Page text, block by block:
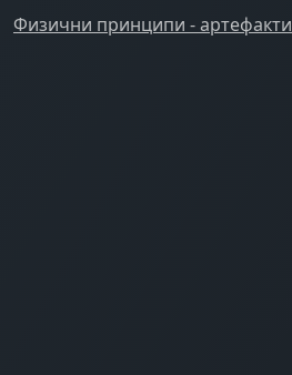
Физични принципи - артефакти